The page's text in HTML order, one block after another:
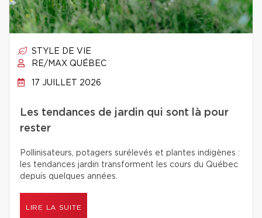
STYLE DE VIE
RE/MAX QUÉBEC
17 JUILLET 2026
Les tendances de jardin qui sont là pour
rester
Pollinisateurs, potagers surélevés et plantes indigènes :
les tendances jardin transforment les cours du Québec
depuis quelques années.
LIRE LA SUITE